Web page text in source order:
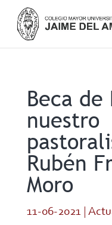
Beca de
nuestro
Rubén
Moro
11-06-2021